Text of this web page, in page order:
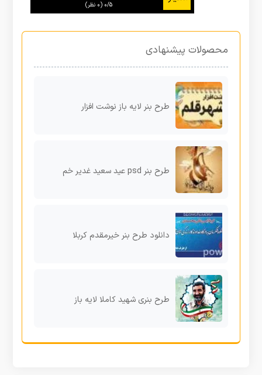
0/5 ‫(0 نظر)
محصولات پیشنهادی
طرح بنر لایه باز نوشت افزار
طرح بنر psd عید سعید غدیر خم
دانلود طرح بنر خیرمقدم کربلا
طرح بنری شهید کاملا لایه باز